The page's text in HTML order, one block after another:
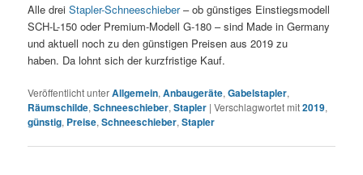
Alle dreiStapler-Schneeschieber– ob günstiges Einstiegsmodell
SCH-L-150 oder Premium-Modell G-180 – sind Made in Germany
und aktuell noch zu den günstigen Preisen aus 2019 zu
haben. Da lohnt sich der kurzfristige Kauf.
Veröffentlicht unterAllgemein,Anbaugeräte,Gabelstapler,
Räumschilde,Schneeschieber,Stapler |Verschlagwortet mit2019,
günstig, Preise,Schneeschieber,Stapler